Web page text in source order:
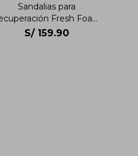
Sandalias para
Fresh Foam
Recovery Slide Unisex
S/ 159.90